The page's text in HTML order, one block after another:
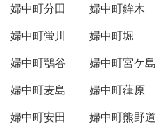
婦中町分田
婦中町鉾木
婦中町蛍川
婦中町堀
婦中町鶚谷
婦中町宮ケ島
婦中町麦島
婦中町葎原
婦中町安田
婦中町熊野道